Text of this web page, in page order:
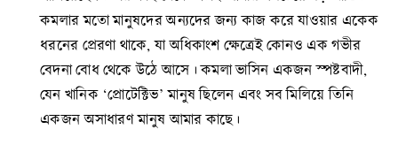
কমলার মতো মানুষদের অন্যদের জন্য কাজ করে যাওয়ার একেক
ধরনের প্রেরণা থাকে, যা অধিকাংশ ক্ষেত্রেই কোনও এক গভীর
বেদনা বোধ থেকে উঠে আসে। কমলা ভাসিন একজন স্পষ্টবাদী,
যেন খানিক ‘প্রোটেক্টিভ’ মানুষ ছিলেন এবং সব মিলিয়ে তিনি
একজন অসাধারণ মানুষ আমার কাছে।